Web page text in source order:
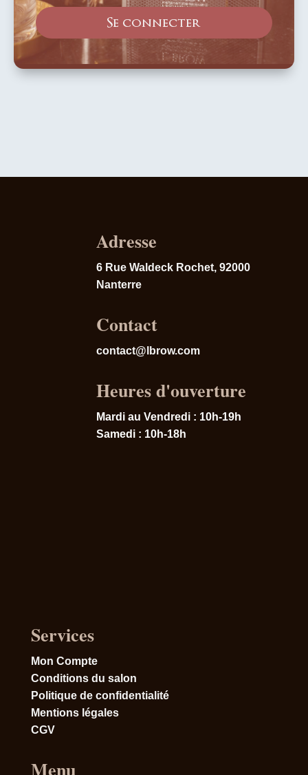
Se connecter
Adresse
6Rue Waldeck Rochet,92000
Nanterre
Contact
contact@lbrow.com
Heures d'ouverture
Mardi au Vendredi : 10h-19h
Samedi : 10h-18h
Services
Mon Compte
Conditions du salon
Politique de confidentialité
Mentions légales
CGV